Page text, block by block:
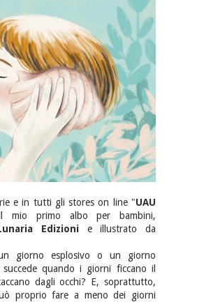
e in tutti gli stores on line "UAU
mio primo albo per bambini,
Edizioni e illustrato da
giorno esplosivo o un giorno
succede quando i giorni ficcano il
dagli occhi? E, soprattutto,
proprio fare a meno dei giorni